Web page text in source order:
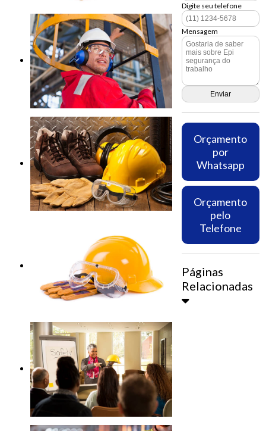
Digite seu telefone
Mensagem
Orçamento
por
Whatsapp
Orçamento
pelo
Telefone
Páginas
Relacionadas